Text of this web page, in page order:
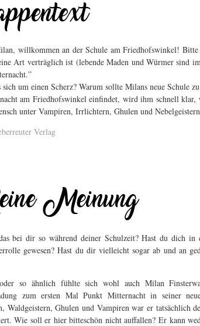
willkommen an der Schule am Friedhofswinkel!
Art verträglich ist (lebende Maden und Würmer sind
sich um einen Scherz? Warum sollte Milans neue Schule
am Friedhofswinkel einfindet, wird ihm schnell klar,
unter Vampiren, Irrlichtern, Ghulen und
Verlag
bei dir so während deiner Schulzeit? Hast du dich
gewesen? Hast du dir vielleicht sogar ab und an
so ähnlich fühlte sich wohl auch Milan
zum ersten Mal Punkt Mitternacht in seiner
Waldgeistern, Ghulen und Vampiren war er tatsächlich
Wie soll er hier bitteschön nicht auffallen? Er kann